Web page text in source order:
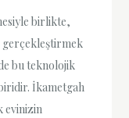
birlikte,
gerçekleştirmek
bu teknolojik
İkametgah
evinizin